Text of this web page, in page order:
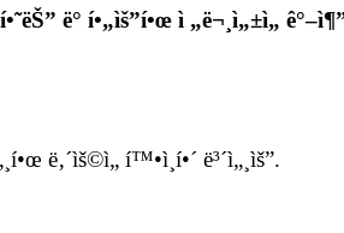
ë° í•„ìš”í•œ ì „ë¬¸ì„±ì„
ë‚´ìš©ì„ í™•ì¸í•´ ë³´ì„¸ìš”.